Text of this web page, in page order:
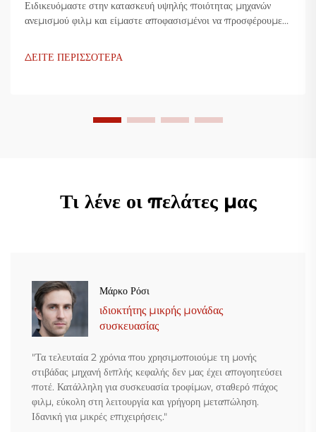
Ειδικευόμαστε στην κατασκευή υψηλής ποιότητας μηχανών
ανεμισμού φιλμ και είμαστε αποφασισμένοι να προσφέρουμε
τεχνολογία, είναι υψίστης αποδοτικότητας, οικονομικές και
ΔΕΙΤΕ ΠΕΡΙΣΣΟΤΕΡΑ
Τι λένε οι πελάτες μας
Μάρκο Ρόσι
ιδιοκτήτης μικρής μονάδας
συσκευασίας
"Τα τελευταία 2 χρόνια που χρησιμοποιούμε τη μονής
στιβάδας μηχανή διπλής κεφαλής δεν μας έχει απογοητεύσει
ποτέ. Κατάλληλη για συσκευασία τροφίμων, σταθερό πάχος
φιλμ, εύκολη στη λειτουργία και γρήγορη μεταπώληση.
Ιδανική για μικρές επιχειρήσεις."